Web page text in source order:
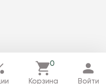
0
Корзина Войти